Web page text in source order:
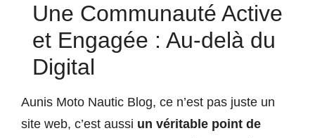
Une Communauté Active
et Engagée : Au-delà du
Digital
Aunis Moto Nautic Blog, ce n’est pas juste un
site web, c’est aussi un véritable point de